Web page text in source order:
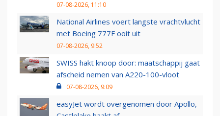
07-08-2026, 11:10
National Airlines voert langste vrachtvlucht
met Boeing 777F ooit uit
07-08-2026, 9:52
SWISS hakt knoop door: maatschappij gaat
afscheid nemen van A220-100-vloot
07-08-2026, 9:09
easyJet wordt overgenomen door Apollo,